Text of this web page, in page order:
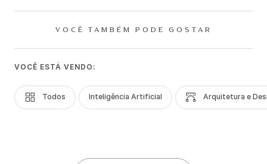
VOCÊ TAMBÉM PODE GOSTAR
VOCÊ ESTÁ VENDO:
Todos Inteligência Artificial Arquitetura e